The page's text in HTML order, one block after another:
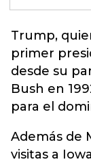
Trump,
primer
desde su
Bush en
para el
Además de
visitas a